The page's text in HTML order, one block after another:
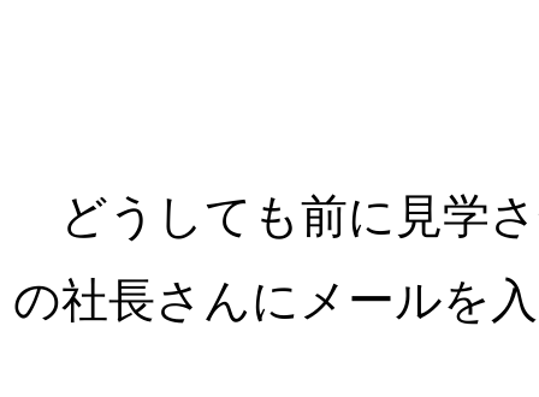
どうしても前に見学
の社長さんにメールを